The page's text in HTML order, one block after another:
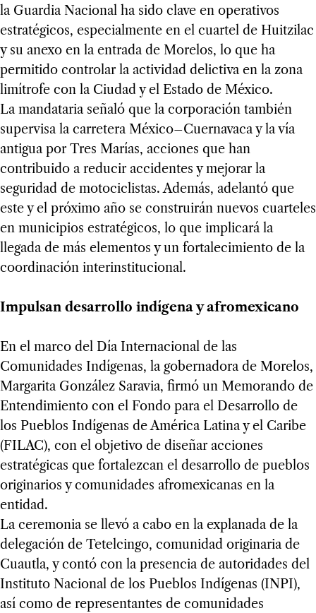
la Guardia Nacional ha sido clave en operativos
estratégicos, especialmente en el cuartel de Huitzilac
y su anexo en la entrada de Morelos, lo que ha
permitido controlar la actividad delictiva en la zona
limítrofe con la Ciudad y el Estado de México.
La mandataria señaló que la corporación también
supervisa la carretera México–Cuernavaca y la vía
antigua por Tres Marías, acciones que han
contribuido a reducir accidentes y mejorar la
seguridad de motociclistas. Además, adelantó que
este y el próximo año se construirán nuevos cuarteles
en municipios estratégicos, lo que implicará la
llegada de más elementos y un fortalecimiento de la
coordinación interinstitucional.
Impulsan desarrollo indígena y afromexicano
En el marco del Día Internacional de las
Comunidades Indígenas, la gobernadora de Morelos,
Margarita González Saravia, firmó un Memorando de
Entendimiento con el Fondo para el Desarrollo de
los Pueblos Indígenas de América Latina y el Caribe
(FILAC), con el objetivo de diseñar acciones
estratégicas que fortalezcan el desarrollo de pueblos
originarios y comunidades afromexicanas en la
entidad.
La ceremonia se llevó a cabo en la explanada de la
delegación de Tetelcingo, comunidad originaria de
Cuautla, y contó con la presencia de autoridades del
Instituto Nacional de los Pueblos Indígenas (INPI),
así como de representantes de comunidades